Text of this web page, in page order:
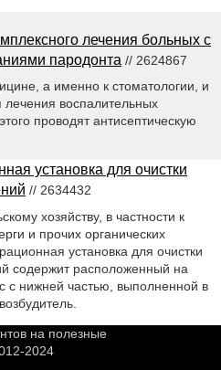
лечения больных с
пародонта // 2624867
а именно к стоматологии, и
воспалительных
проводят антисептическую
установка для очистки
// 2634432
хозяйству, в частности к
и прочих органических
установка для очистки
содержит расположенный на
с нижней частью, выполненной в
на полезные
2024